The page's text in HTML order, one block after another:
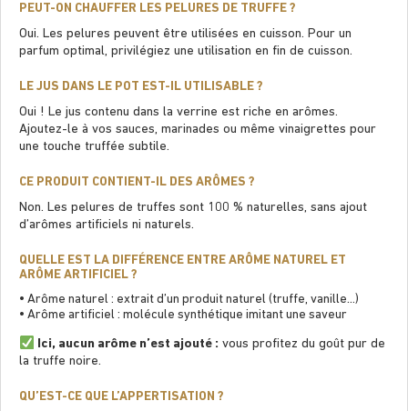
PEUT-ON CHAUFFER LES PELURES DE TRUFFE ?
Oui. Les pelures peuvent être utilisées en cuisson. Pour un
parfum optimal, privilégiez une utilisation en ﬁn de cuisson.
LE JUS DANS LE POT EST-IL UTILISABLE ?
Oui ! Le jus contenu dans la verrine est riche en arômes.
Ajoutez-le à vos sauces, marinades ou même vinaigrettes pour
une touche truffée subtile.
CE PRODUIT CONTIENT-IL DES ARÔMES ?
Non. Les pelures de truffes sont 100 % naturelles, sans ajout
d’arômes artiﬁciels ni naturels.
QUELLE EST LA DIFFÉRENCE ENTRE ARÔME NATUREL ET
ARÔME ARTIFICIEL ?
• Arôme naturel : extrait d’un produit naturel (truffe, vanille…)
• Arôme artiﬁciel : molécule synthétique imitant une saveur
Ici, aucun arôme n’est ajouté : vous proﬁtez du goût pur de
la truffe noire.
QU’EST-CE QUE L’APPERTISATION ?